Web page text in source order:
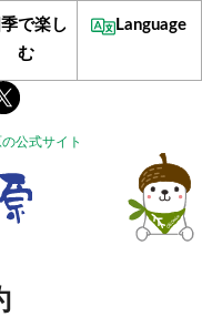
公式サイト
季で楽し
む
Language